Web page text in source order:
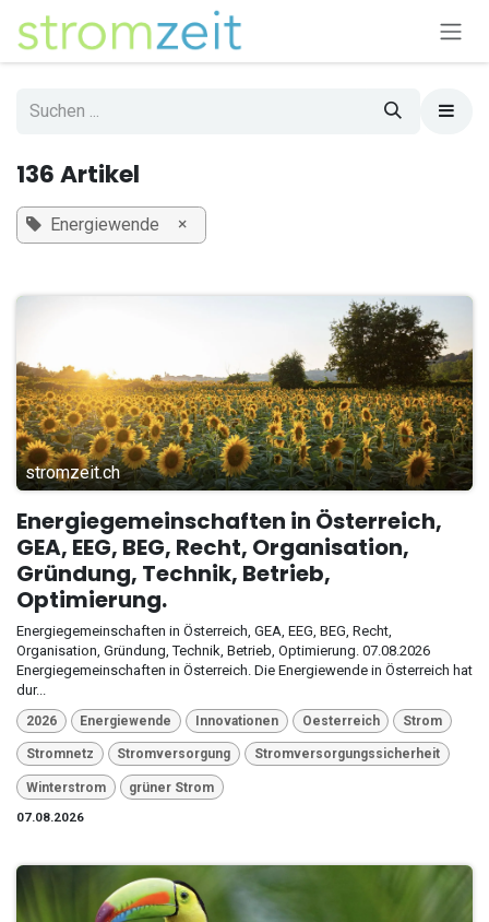
Zum Inhalt springen
136 Artikel
Energiewende ×
stromzeit.ch
Energiegemeinschaften in Österreich,
GEA, EEG, BEG, Recht, Organisation,
Gründung, Technik, Betrieb,
Optimierung.
Energiegemeinschaften in Österreich, GEA, EEG, BEG, Recht,
Organisation, Gründung, Technik, Betrieb, Optimierung. 07.08.2026
Energiegemeinschaften in Österreich. Die Energiewende in Österreich hat
dur...
2026 Energiewende Innovationen Oesterreich Strom
Stromnetz Stromversorgung Stromversorgungssicherheit
Winterstrom
grüner Strom
07.08.2026